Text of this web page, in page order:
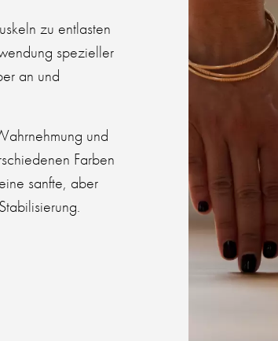
zu entlasten
spezieller
an und
und
Farben
sanfte, aber